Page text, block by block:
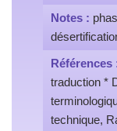
Notes :
Références
traduction *
technique,